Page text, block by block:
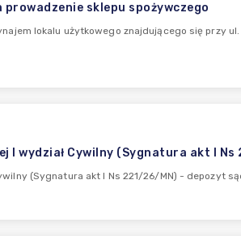
prowadzenie sklepu spożywczego
wynajem lokalu użytkowego znajdującego się przy
I wydział Cywilny (Sygnatura akt I
(Sygnatura akt I Ns 221/26/MN) - depozyt